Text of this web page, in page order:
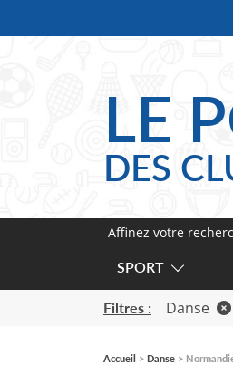
Affinez votre
SPORT
Filtres : Danse
Accueil Danse
LE
DES